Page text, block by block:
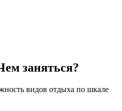
заняться?
видов отдыха по шкале